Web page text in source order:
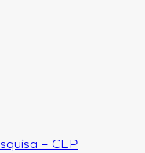
– CEP